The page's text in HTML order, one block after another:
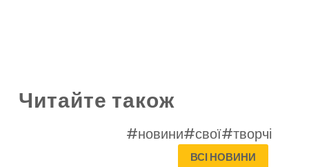
Читайте також
#новини#свої#творчі
ВСІ НОВИНИ